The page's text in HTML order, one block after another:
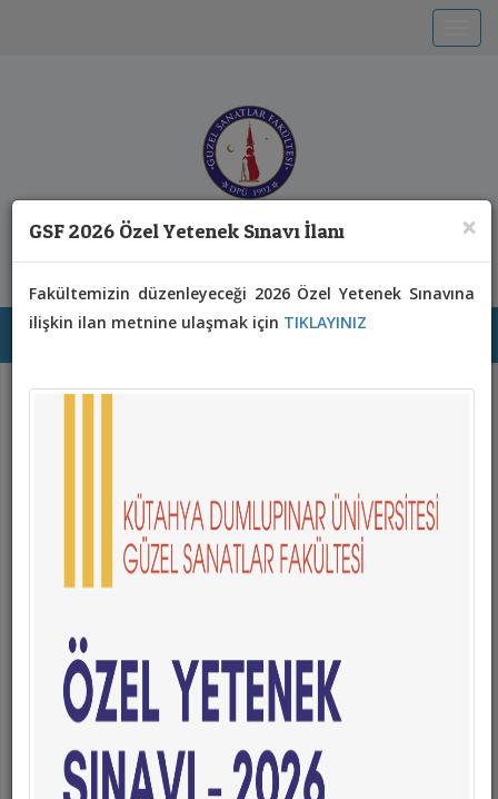
Güzel Sanatlar Fakültesi
×
GSF 2026 Özel Yetenek Sınavı İlanı
Fakültemizin düzenleyeceği 2026 Özel Yetenek Sınavına
ilişkin ilan metnine ulaşmak için TIKLAYINIZ
Zaferin Adı Türkiye Sergisi
Kütahya Dumlupınar Üniversitesi Güzel Sanatlar Fakültesi Görsel İletişim Tasarımı
Bölümü tarafından hazırlanan “Zaferin Adı Türkiye 15 Temmuz Millî İrade Çağrılı
Previous Next